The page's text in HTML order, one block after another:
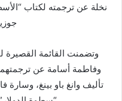
نخلة عن ترجمته لكتاب
وتضمنت القائمة
وفاطمة أسامة عن
تأليف وانغ باو بينغ،